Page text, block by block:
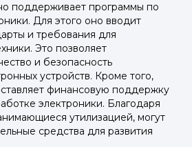
поддерживает программы по
Для этого оно вводит
и требования для
Это позволяет
и безопасность
устройств. Кроме того,
финансовую поддержку
электроники. Благодаря
утилизацией, могут
средства для развития